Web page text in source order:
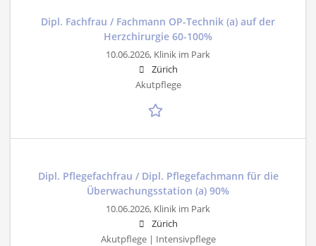
Dipl. Fachfrau / Fachmann OP-Technik (a) auf der
Herzchirurgie 60-100%
10.06.2026, Klinik im Park
Zürich
Akutpflege
Dipl. Pflegefachfrau / Dipl. Pflegefachmann für die
Überwachungsstation (a) 90%
10.06.2026, Klinik im Park
Zürich
Akutpflege | Intensivpflege